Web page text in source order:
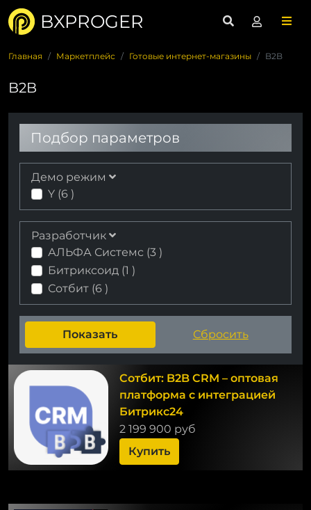
BXPROGER
Главная Маркетплейс Готовые интернет-магазины B2B
B2B
Подбор параметров
Демо режим
Y (6 )
Разработчик
АЛЬФА Системс (3 )
Битриксоид (1 )
Сотбит (6 )
Сотбит: B2B CRM – оптовая
платформа с интеграцией
Битрикс24
2 199 900 руб
Купить